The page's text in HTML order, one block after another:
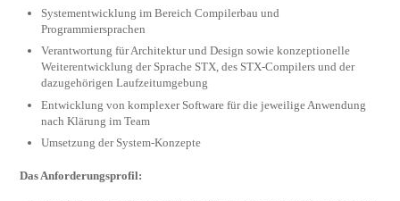
Systementwicklung im Bereich Compilerbau und
Programmiersprachen
Verantwortung für Architektur und Design sowie konzeptionelle
Weiterentwicklung der Sprache STX, des STX-Compilers und der
dazugehörigen Laufzeitumgebung
Entwicklung von komplexer Software für die jeweilige Anwendung
nach Klärung im Team
Umsetzung der System-Konzepte
Das Anforderungsprofil: